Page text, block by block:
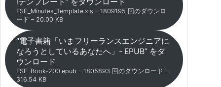
FSE_Minutes_Template.xls – 1809195 回のダウンロ
ード – 20.00 KB
“電子書籍「いまフリーランスエンジニアに
なろうとしているあなたへ」- EPUB” をダ
ウンロード
FSE-Book-200.epub – 1805893 回のダウンロード –
316.54 KB